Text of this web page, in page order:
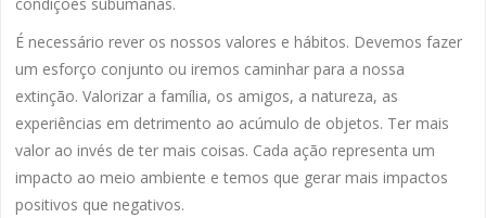
É necessário rever os nossos valores e hábitos. Devemos fazer
um esforço conjunto ou iremos caminhar para a nossa
extinção. Valorizar a família, os amigos, a natureza, as
experiências em detrimento ao acúmulo de objetos. Ter mais
valor ao invés de ter mais coisas. Cada ação representa um
impacto ao meio ambiente e temos que gerar mais impactos
positivos que negativos.